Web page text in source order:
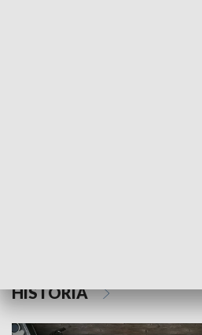
HISTORIA